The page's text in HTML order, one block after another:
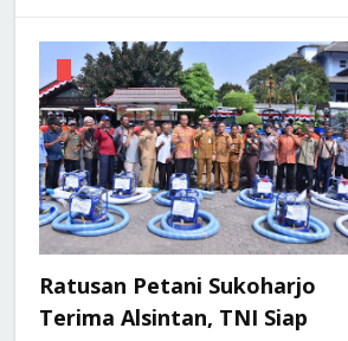
Ratusan Petani Sukoharjo
Terima Alsintan, TNI Siap